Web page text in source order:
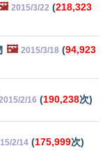
2015/3/22 (218,323
🖼️ 2015/3/18 (94,923
2/16 (190,238次)
2/14 (175,999次)